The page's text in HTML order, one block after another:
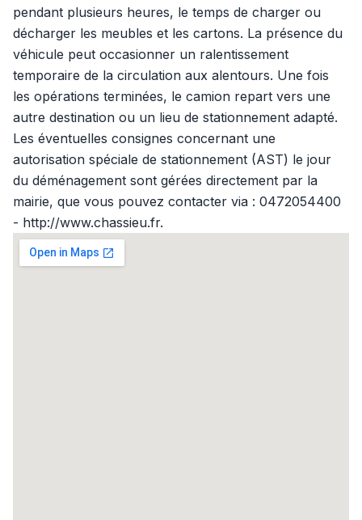
pendant plusieurs heures, le temps de charger ou
décharger les meubles et les cartons. La présence du
véhicule peut occasionner un ralentissement
temporaire de la circulation aux alentours. Une fois
les opérations terminées, le camion repart vers une
autre destination ou un lieu de stationnement adapté.
Les éventuelles consignes concernant une
autorisation spéciale de stationnement (AST) le jour
du déménagement sont gérées directement par la
mairie, que vous pouvez contacter via : 0472054400
- http://www.chassieu.fr.